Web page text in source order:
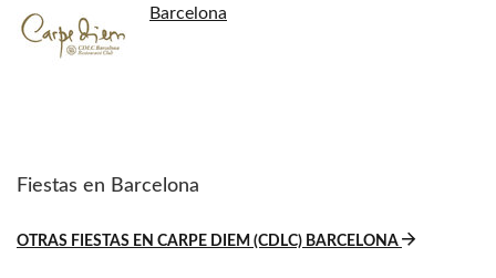
Barcelona
Fiestas en Barcelona
OTRAS FIESTAS EN CARPE DIEM (CDLC) BARCELONA